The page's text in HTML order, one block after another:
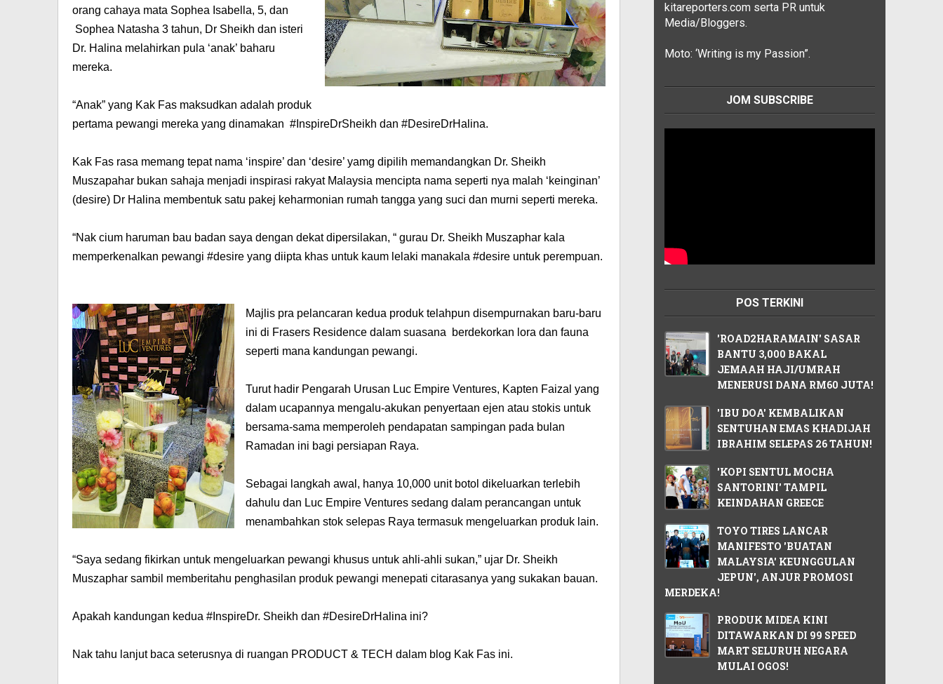
orang cahaya mata Sophea Isabella, 5, dan
Sophea Natasha 3 tahun, Dr Sheikh dan isteri
Dr. Halina melahirkan pula ‘anak’ baharu
mereka.
“Anak” yang Kak Fas maksudkan adalah produk
pertama pewangi mereka yang dinamakan #InspireDrSheikh dan #DesireDrHalina.
Kak Fas rasa memang tepat nama ‘inspire’ dan ‘desire’ yamg dipilih memandangkan Dr. Sheikh
Muszapahar bukan sahaja menjadi inspirasi rakyat Malaysia mencipta nama seperti nya malah ‘keinginan’
(desire) Dr Halina membentuk satu pakej keharmonian rumah tangga yang suci dan murni seperti mereka.
“Nak cium haruman bau badan saya dengan dekat dipersilakan, “ gurau Dr. Sheikh Muszaphar kala
memperkenalkan pewangi #desire yang diipta khas untuk kaum lelaki manakala #desire untuk perempuan.
Majlis pra pelancaran kedua produk telahpun disempurnakan baru-baru
ini di Frasers Residence dalam suasana berdekorkan lora dan fauna
seperti mana kandungan pewangi.
Turut hadir Pengarah Urusan Luc Empire Ventures, Kapten Faizal yang
dalam ucapannya mengalu-akukan penyertaan ejen atau stokis untuk
bersama-sama memperoleh pendapatan sampingan pada bulan
Ramadan ini bagi persiapan Raya.
Sebagai langkah awal, hanya 10,000 unit botol dikeluarkan terlebih
dahulu dan Luc Empire Ventures sedang dalam perancangan untuk
menambahkan stok selepas Raya termasuk mengeluarkan produk lain.
“Saya sedang fikirkan untuk mengeluarkan pewangi khusus untuk ahli-ahli sukan,” ujar Dr. Sheikh
Muszaphar sambil memberitahu penghasilan produk pewangi menepati citarasanya yang sukakan bauan.
Apakah kandungan kedua #InspireDr. Sheikh dan #DesireDrHalina ini?
Nak tahu lanjut baca seterusnya di ruangan PRODUCT & TECH dalam blog Kak Fas ini.
kitareporters.com serta PR untuk
Media/Bloggers.
Moto: ‘Writing is my Passion”.
JOM SUBSCRIBE
POS TERKINI
'ROAD2HARAMAIN' SASAR
BANTU 3,000 BAKAL
JEMAAH HAJI/UMRAH
MENERUSI DANA RM60 JUTA!
'IBU DOA' KEMBALIKAN
SENTUHAN EMAS KHADIJAH
IBRAHIM SELEPAS 26 TAHUN!
'KOPI SENTUL MOCHA
SANTORINI' TAMPIL
KEINDAHAN GREECE
TOYO TIRES LANCAR
MANIFESTO 'BUATAN
MALAYSIA' KEUNGGULAN
JEPUN', ANJUR PROMOSI
MERDEKA!
PRODUK MIDEA KINI
DITAWARKAN DI 99 SPEED
MART SELURUH NEGARA
MULAI OGOS!